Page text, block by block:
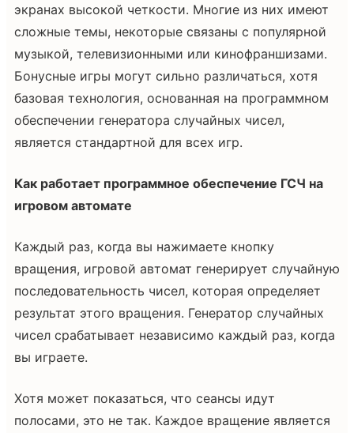
экранах высокой четкости. Многие из них имеют
сложные темы, некоторые связаны с популярной
музыкой, телевизионными или кинофраншизами.
Бонусные игры могут сильно различаться, хотя
базовая технология, основанная на программном
обеспечении генератора случайных чисел,
является стандартной для всех игр.
Как работает программное обеспечение ГСЧ на
игровом автомате
Каждый раз, когда вы нажимаете кнопку
вращения, игровой автомат генерирует случайную
последовательность чисел, которая определяет
результат этого вращения. Генератор случайных
чисел срабатывает независимо каждый раз, когда
вы играете.
Хотя может показаться, что сеансы идут
полосами, это не так. Каждое вращение является